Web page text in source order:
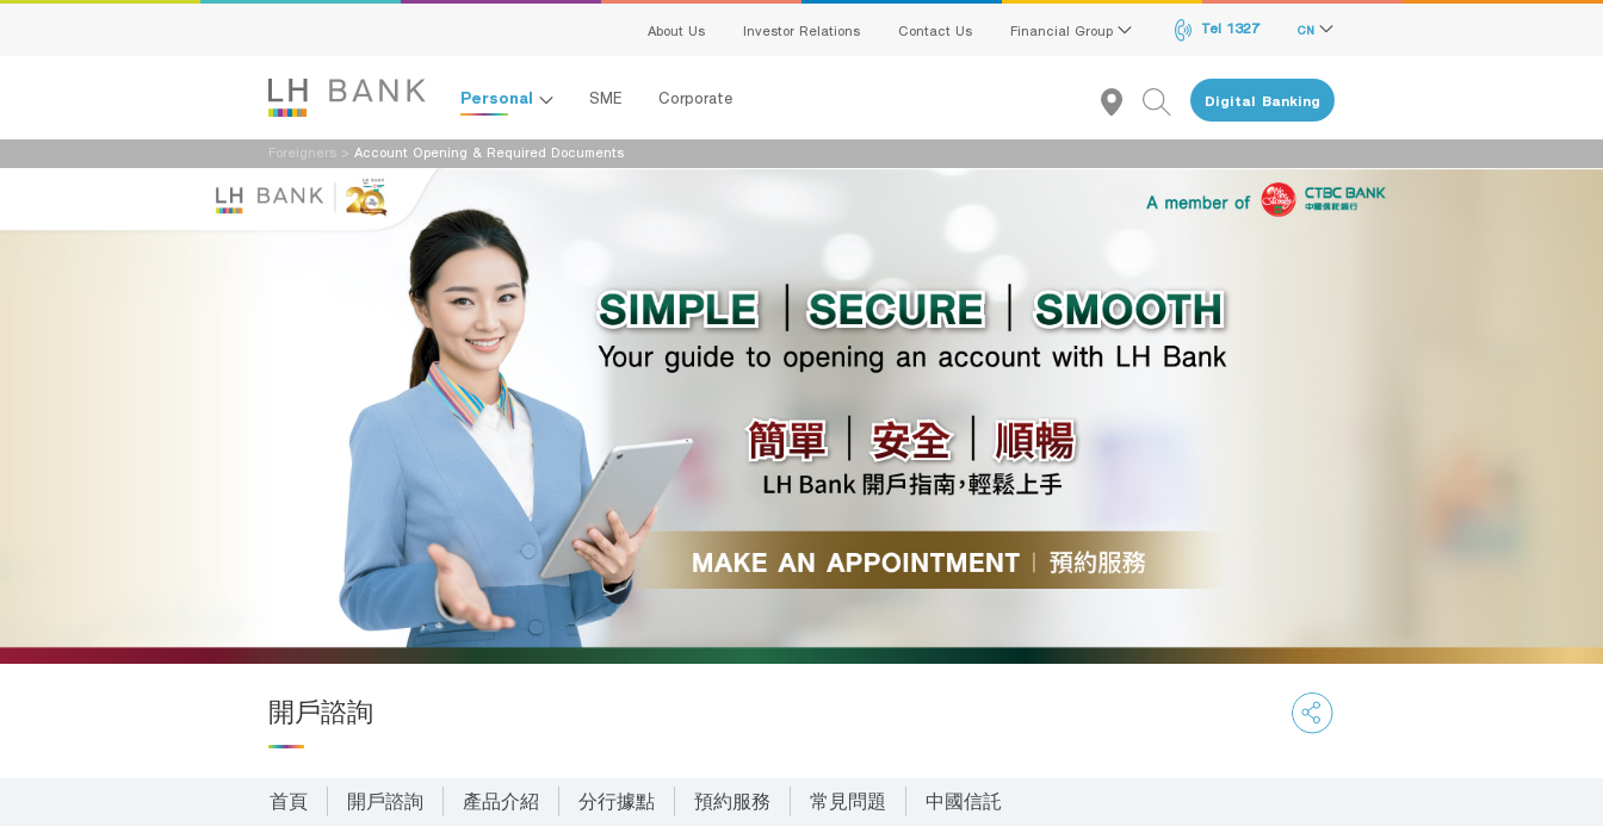
About Us Investor Relations Contact Us Financial Group Tel 1327 CN
Personal SME Corporate Digital Banking
Loans
Insurance
Investments
Services
Digital Banking
Family Banking
外籍人士
Foreigners > Account Opening & Required Documents
開戶諮詢
首頁 開戶諮詢 產品介紹 分行據點 預約服務 常見問題 中國信託